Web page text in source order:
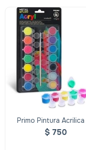
Primo Pintura Acrilica
Colores X4.5 Fluo Y
$ 750